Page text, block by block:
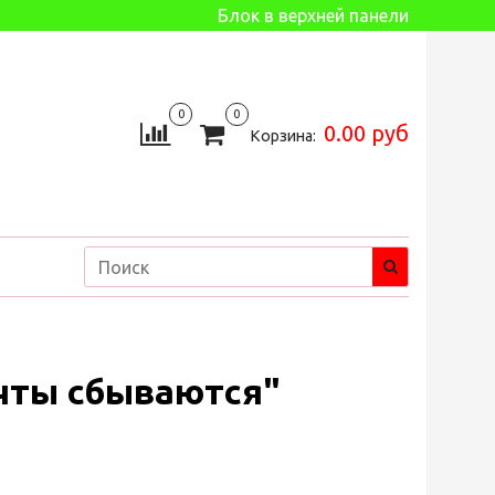
Блок в верхней панели
0 0
Корзина: 0.00 руб
сбываются"